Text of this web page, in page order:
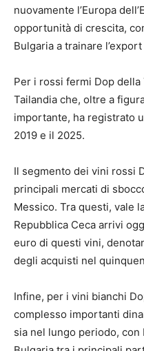
nuovamente l’Europa
opportunità di crescita,
Bulgaria a trainare
Per i rossi fermi Dop
Tailandia che, oltre a
importante, ha registrato
2019 e il 2025.
Il segmento dei vini rossi
principali mercati di
Messico. Tra questi, vale
Repubblica Ceca arrivi
euro di questi vini,
degli acquisti nel
Infine, per i vini bianchi
complesso importanti
sia nel lungo periodo, con